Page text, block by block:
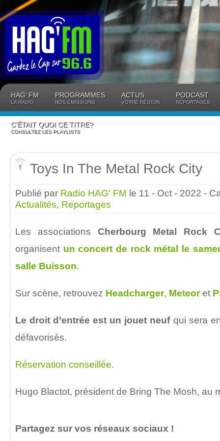
HAG’ FM
LA RADIO
PROGRAMMES
NOS ÉMISSIONS
ACTUS
VOTRE RÉGION
PODCAST
REPORTAGES
C’ÉTAIT QUOI CE TITRE?
CONSULTEZ LES PLAYLISTS
Toys In The Metal Rock City
Publié par Radio HAG' FM le 11 - Oct - 2022 -
Actualités, Reportages
Les associations Cherbourg Metal Rock
organisent un concert de rock métal le
salle Buisson.
Sur scène, retrouvez Headcharger, Meteoret
Le droit d’entrée est un jouet neufqui sera
défavorisés.
Réservation conseillée.
Hugo Blactot, président de Bring The Mosh, au
Partagez sur vos réseaux sociaux !
Panneau de gestion des cookies